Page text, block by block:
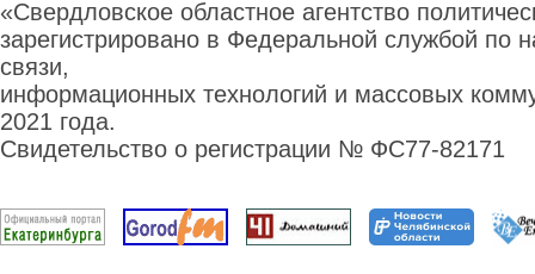
«Свердловское областное агентство
зарегистрировано в Федеральной службой по
связи,
информационных технологий и массовых
2021 года.
Свидетельство о регистрации № ФС77-82171